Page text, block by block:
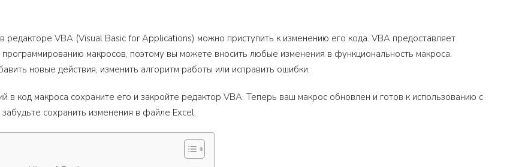
редакторе VBA (Visual Basic for Applications) можно приступить к изменению его кода. VBA предоставляет
макросов, поэтому вы можете вносить любые изменения в функциональность макроса.
новые действия, изменить алгоритм работы или исправить ошибки.
в код макроса сохраните его и закройте редактор VBA. Теперь ваш макрос обновлен и готов к использованию с
сохранить изменения в файле Excel.